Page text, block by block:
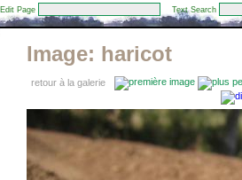
Edit Page Text Search
Image: haricot
retour à la galerie